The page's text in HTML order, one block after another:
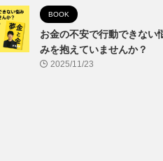
BOOK
お金の不安で行動できない
みを抱えていませんか？
2025/11/23